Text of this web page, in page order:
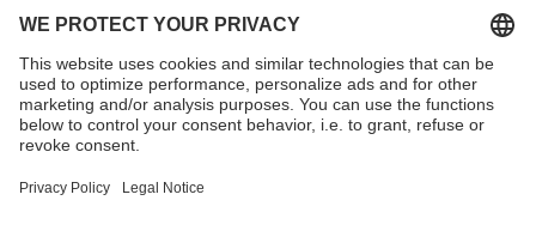
TechDataSheet